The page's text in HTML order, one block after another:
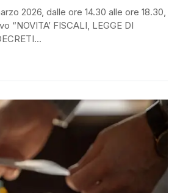
2026, dalle ore 14.30 alle ore 18.30,
“NOVITA’ FISCALI, LEGGE DI